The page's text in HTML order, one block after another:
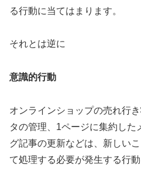
る行動に当てはまります。
それとは逆に
意識的行動
オンラインショップの売れ行
タの管理、1ページに集約した
グ記事の更新などは、新しい
て処理する必要が発生する行